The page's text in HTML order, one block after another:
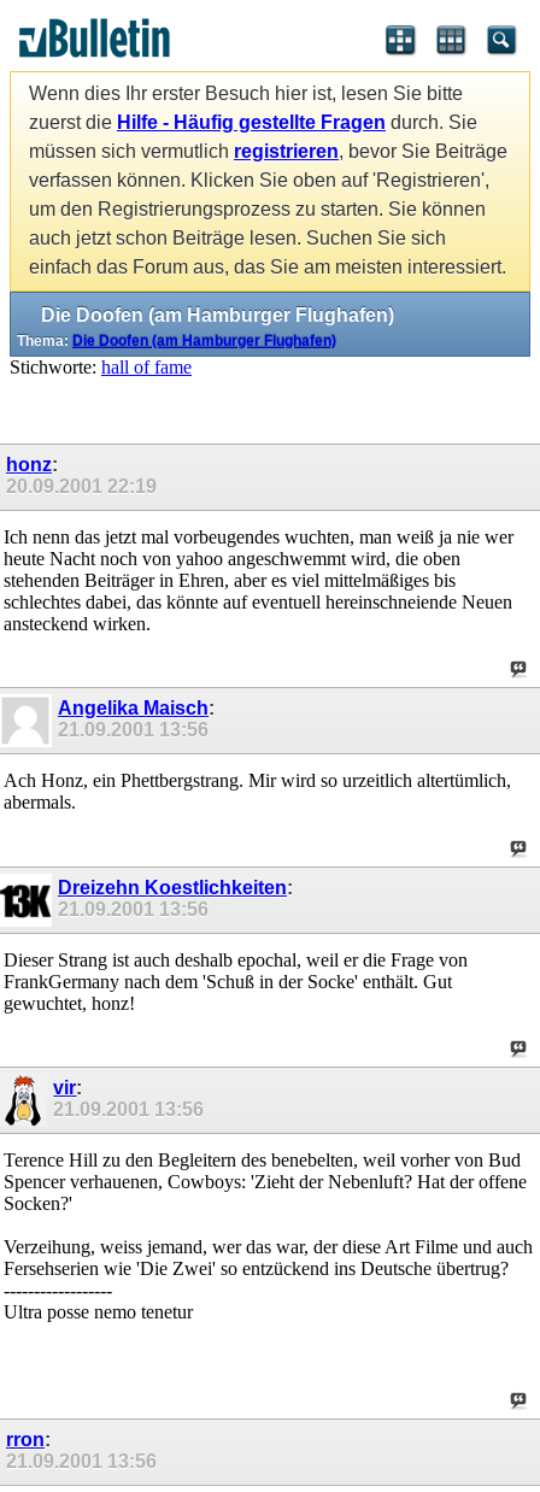
Wenn dies Ihr erster Besuch hier ist, lesen Sie bitte
zuerst die Hilfe - Häufig gestellte Fragen durch. Sie
müssen sich vermutlich registrieren, bevor Sie Beiträge
verfassen können. Klicken Sie oben auf 'Registrieren',
um den Registrierungsprozess zu starten. Sie können
auch jetzt schon Beiträge lesen. Suchen Sie sich
einfach das Forum aus, das Sie am meisten interessiert.
Die Doofen (am Hamburger Flughafen)
Thema: Die Doofen (am Hamburger Flughafen)
Stichworte: hall of fame
honz:
20.09.2001 22:19
Ich nenn das jetzt mal vorbeugendes wuchten, man weiß ja nie wer
heute Nacht noch von yahoo angeschwemmt wird, die oben
stehenden Beiträger in Ehren, aber es viel mittelmäßiges bis
schlechtes dabei, das könnte auf eventuell hereinschneiende Neuen
ansteckend wirken.
Angelika Maisch:
21.09.2001 13:56
Ach Honz, ein Phettbergstrang. Mir wird so urzeitlich altertümlich,
abermals.
Dreizehn Koestlichkeiten:
21.09.2001 13:56
Dieser Strang ist auch deshalb epochal, weil er die Frage von
FrankGermany nach dem 'Schuß in der Socke' enthält. Gut
gewuchtet, honz!
vir:
21.09.2001 13:56
Terence Hill zu den Begleitern des benebelten, weil vorher von Bud
Spencer verhauenen, Cowboys: 'Zieht der Nebenluft? Hat der offene
Socken?'
Verzeihung, weiss jemand, wer das war, der diese Art Filme und auch
Fersehserien wie 'Die Zwei' so entzückend ins Deutsche übertrug?
------------------
Ultra posse nemo tenetur
rron:
21.09.2001 13:56